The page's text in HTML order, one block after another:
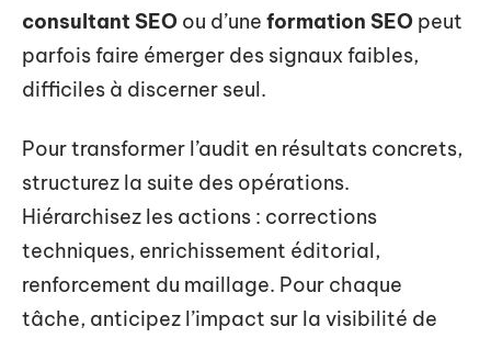
consultant SEO ou d’une formation SEO peut
parfois faire émerger des signaux faibles,
difficiles à discerner seul.
Pour transformer l’audit en résultats concrets,
structurez la suite des opérations.
Hiérarchisez les actions : corrections
techniques, enrichissement éditorial,
renforcement du maillage. Pour chaque
tâche, anticipez l’impact sur la visibilité de